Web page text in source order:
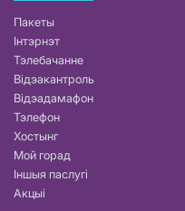
Пакеты
Інтэрнэт
Тэлебачанне
Відэакантроль
Відэадамафон
Тэлефон
Хостынг
Мой горад
Іншыя паслугі
Акцыі